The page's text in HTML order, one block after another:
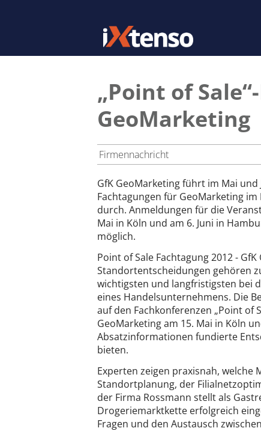
„Point of
GeoMarketing
Firmennachricht
GfK GeoMarketing führt im Mai und
Fachtagungen für GeoMarketing im
durch. Anmeldungen für die
Mai in Köln und am 6. Juni in
möglich.
Point of Sale Fachtagung 2012 -
Standortentscheidungen gehören
wichtigsten und langfristigsten bei
eines Handelsunternehmens. Die
auf den Fachkonferenzen „Point of
GeoMarketing am 15. Mai in Köln
Absatzinformationen fundierte
bieten.
Experten zeigen praxisnah, welche
Standortplanung, der
der Firma Rossmann stellt als
Drogeriemarktkette erfolgreich
Fragen und den Austausch